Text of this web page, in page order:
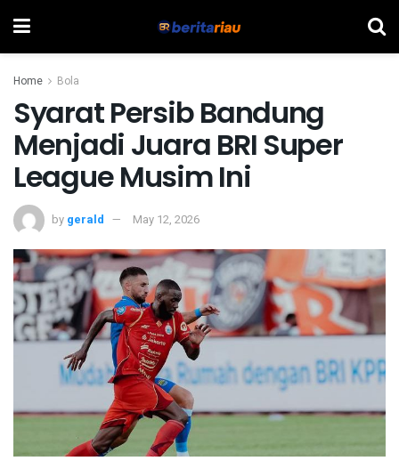
Home Bola
Syarat Persib Bandung
Menjadi Juara BRI Super
League Musim Ini
by gerald May 12, 2026